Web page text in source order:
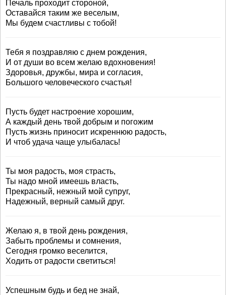
Печаль проходит стороной,
Оставайся таким же веселым,
Мы будем счастливы с тобой!
Тебя я поздравляю с днем рождения,
И от души во всем желаю вдохновения!
Здоровья, дружбы, мира и согласия,
Большого человеческого счастья!
Пусть будет настроение хорошим,
А каждый день твой добрым и погожим
Пусть жизнь приносит искреннюю радость,
И чтоб удача чаще улыбалась!
Ты моя радость, моя страсть,
Ты надо мной имеешь власть,
Прекрасный, нежный мой супруг,
Надежный, верный самый друг.
Желаю я, в твой день рождения,
Забыть проблемы и сомнения,
Сегодня громко веселится,
Ходить от радости светиться!
Успешным будь и бед не знай,